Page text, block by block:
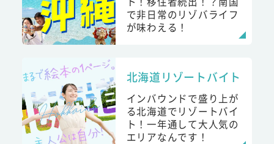
で非日常のリゾバライフ
が味わえる！
北海道リゾートバイト
インバウンドで盛り上が
る北海道でリゾートバイ
ト！一年通して大人気の
エリアなんです！